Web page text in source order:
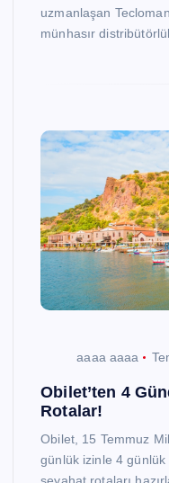
uzmanlaşan
münhasır
aaaa aaaa
Obilet’ten 4
Rotalar!
Obilet, 15 Temmuz
günlük izinle 4